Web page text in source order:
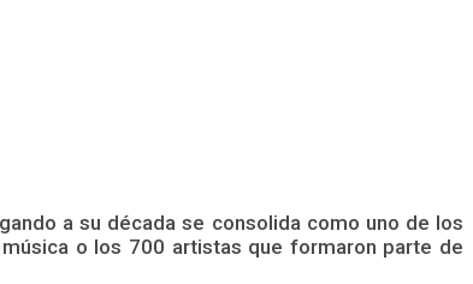
a su década se consolida como uno de los
o los 700 artistas que formaron parte de